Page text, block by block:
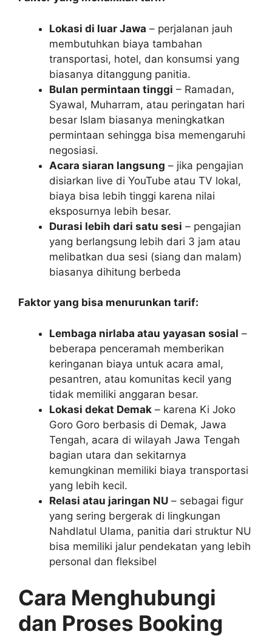
Lokasi di luar Jawa – perjalanan jauh
membutuhkan biaya tambahan
transportasi, hotel, dan konsumsi yang
biasanya ditanggung panitia.
Bulan permintaan tinggi – Ramadan,
Syawal, Muharram, atau peringatan hari
besar Islam biasanya meningkatkan
permintaan sehingga bisa memengaruhi
negosiasi.
Acara siaran langsung – jika pengajian
disiarkan live di YouTube atau TV lokal,
biaya bisa lebih tinggi karena nilai
eksposurnya lebih besar.
Durasi lebih dari satu sesi – pengajian
yang berlangsung lebih dari 3 jam atau
melibatkan dua sesi (siang dan malam)
biasanya dihitung berbeda
Faktor yang bisa menurunkan tarif:
Lembaga nirlaba atau yayasan sosial –
beberapa penceramah memberikan
keringanan biaya untuk acara amal,
pesantren, atau komunitas kecil yang
tidak memiliki anggaran besar.
Lokasi dekat Demak – karena Ki Joko
Goro Goro berbasis di Demak, Jawa
Tengah, acara di wilayah Jawa Tengah
bagian utara dan sekitarnya
kemungkinan memiliki biaya transportasi
yang lebih kecil.
Relasi atau jaringan NU – sebagai figur
yang sering bergerak di lingkungan
Nahdlatul Ulama, panitia dari struktur NU
bisa memiliki jalur pendekatan yang lebih
personal dan fleksibel
Cara Menghubungi
dan Proses Booking